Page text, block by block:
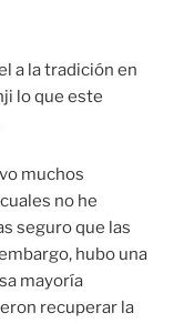
a la tradición en
lo que este
muchos
no he
seguro que las
hubo una
mayoría
recuperar la